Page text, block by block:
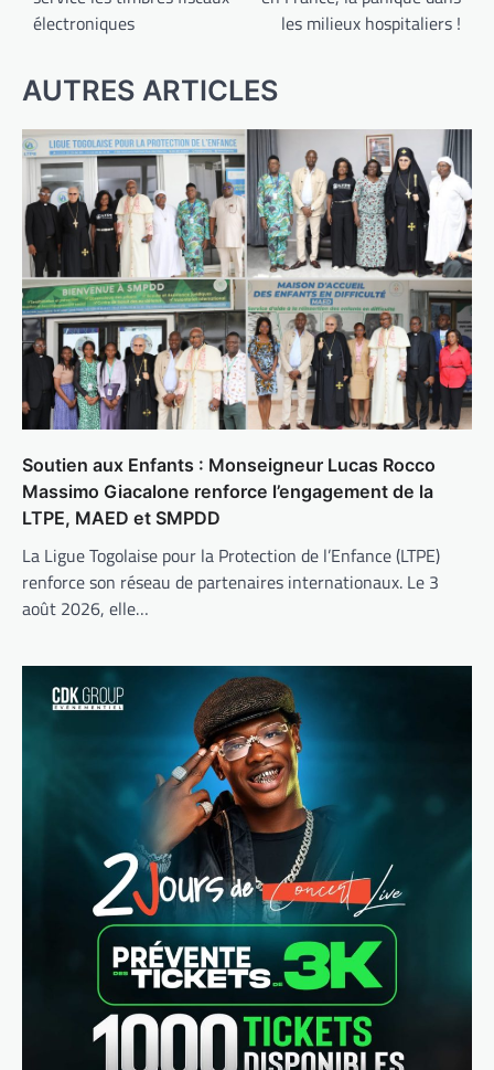
électroniques
les milieux hospitaliers !
AUTRES ARTICLES
Soutien aux Enfants : Monseigneur Lucas Rocco
Massimo Giacalone renforce l’engagement de la
LTPE, MAED et SMPDD
La Ligue Togolaise pour la Protection de l’Enfance (LTPE)
renforce son réseau de partenaires internationaux. Le 3
août 2026, elle…